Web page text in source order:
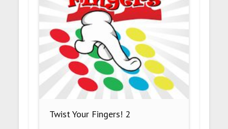
Twist Your Fingers! 2